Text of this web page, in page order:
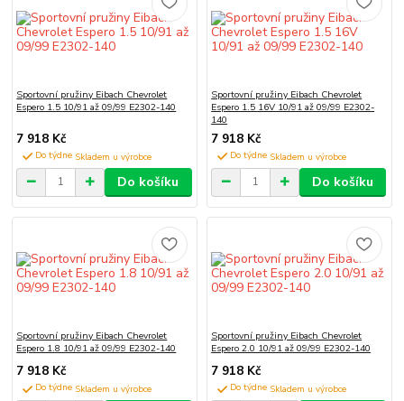
Sportovní pružiny Eibach Chevrolet
Espero 1.5 10/91 až 09/99 E2302-140
7 918 Kč
Do týdne
Do košíku
Sportovní pružiny Eibach Chevrolet
Espero 1.5 16V 10/91 až 09/99 E2302-
140
7 918 Kč
Do týdne
Do košíku
Sportovní pružiny Eibach Chevrolet
Espero 1.8 10/91 až 09/99 E2302-140
7 918 Kč
Do týdne
Sportovní pružiny Eibach Chevrolet
Espero 2.0 10/91 až 09/99 E2302-140
7 918 Kč
Do týdne